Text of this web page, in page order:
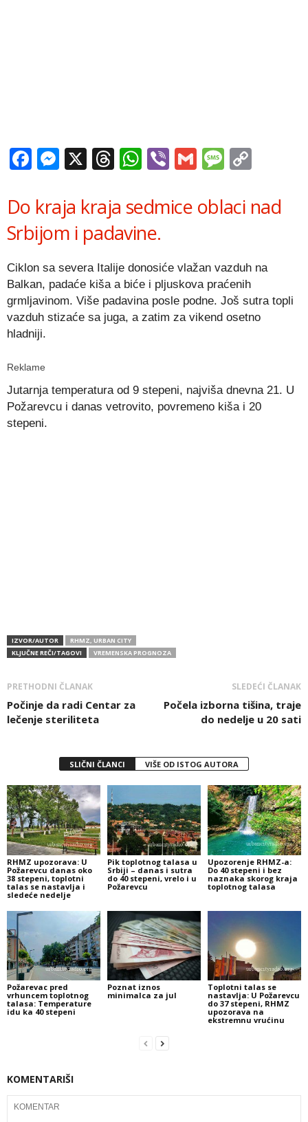
Facebook
Messenger
X Threads
WhatsApp
ViberGmail
Do kraja kraja sedmice oblaci nad
Srbijom i padavine.
Ciklon sa severa Italije donosiće vlažan vazduh na
Balkan, padaće kiša a biće i pljuskova praćenih
grmljavinom. Više padavina posle podne. Još sutra topli
vazduh stizaće sa juga, a zatim za vikend osetno
hladniji.
Reklame
Jutarnja temperatura od 9 stepeni, najviša dnevna 21. U
Požarevcu i danas vetrovito, povremeno kiša i 20
stepeni.
IZVOR/AUTOR
RHMZ, URBAN CITY
KLJUČNE REČI/TAGOVI
VREMENSKA PROGNOZA
PRETHODNI ČLANAK
Počinje da radi Centar za
lečenje steriliteta
SLEDEĆI ČLANAK
Počela izborna tišina, traje
do nedelje u 20 sati
SLIČNI ČLANCI VIŠE OD ISTOG AUTORA
RHMZ upozorava: U
Požarevcu danas oko
38 stepeni, toplotni
talas se nastavlja i
sledeće nedelje
Pik toplotnog talasa u
Srbiji – danas i sutra
do 40 stepeni, vrelo i u
Požarevcu
Upozorenje RHMZ-a:
Do 40 stepeni i bez
naznaka skorog kraja
toplotnog talasa
Požarevac pred
vrhuncem toplotnog
talasa: Temperature
idu ka 40 stepeni
Poznat iznos
minimalca za jul
Toplotni talas se
nastavlja: U Požarevcu
do 37 stepeni, RHMZ
upozorava na
ekstremnu vrućinu
KOMENTARIŠI